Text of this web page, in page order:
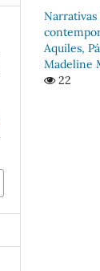
Aquiles,
Madeline
22